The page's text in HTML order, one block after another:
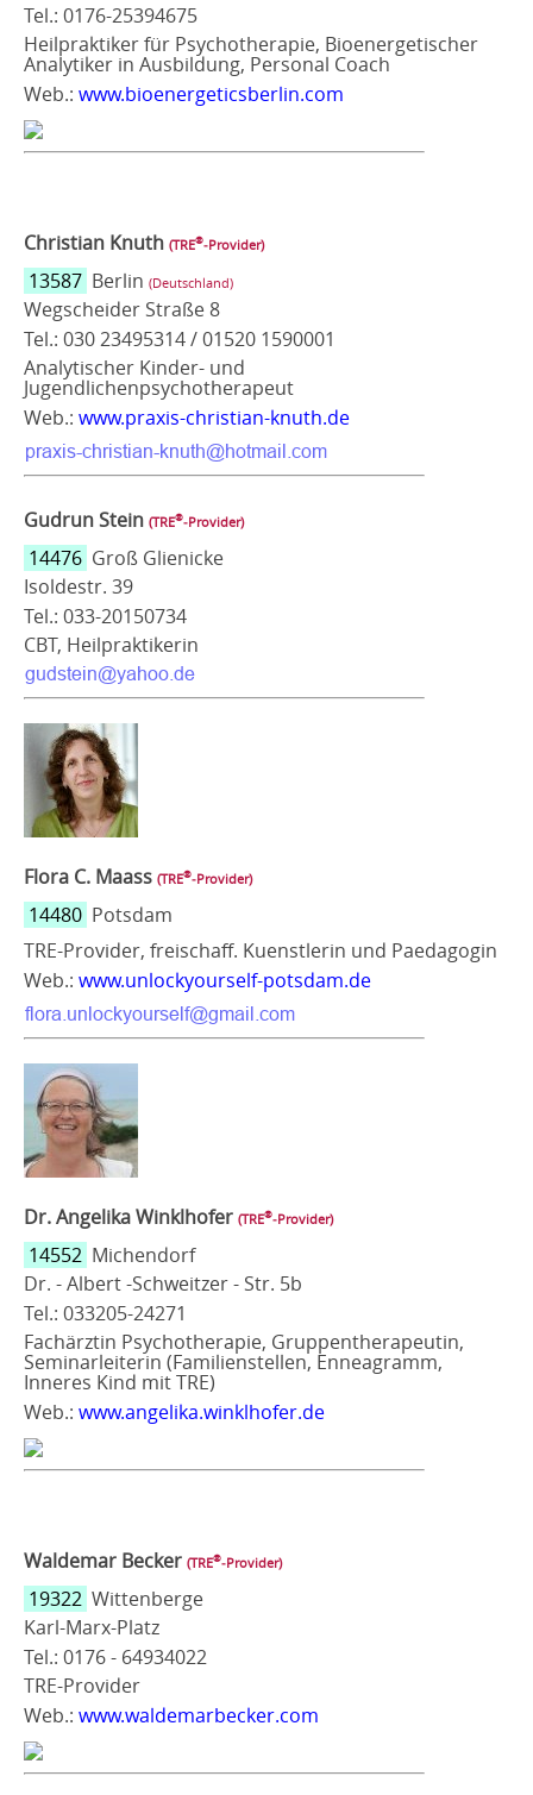
Tel.: 0176-25394675
Heilpraktiker für Psychotherapie, Bioenergetischer
Analytiker in Ausbildung, Personal Coach
Web.: www.bioenergeticsberlin.com
Christian Knuth (TRE®‑Provider)
13587 Berlin (Deutschland)
Wegscheider Straße 8
Tel.: 030 23495314 / 01520 1590001
Analytischer Kinder- und
Jugendlichenpsychotherapeut
Web.: www.praxis-christian-knuth.de
Gudrun Stein (TRE®‑Provider)
14476 Groß Glienicke
Isoldestr. 39
Tel.: 033-20150734
CBT, Heilpraktikerin
Flora C. Maass (TRE®‑Provider)
14480 Potsdam
TRE-Provider, freischaff. Kuenstlerin und Paedagogin
Web.: www.unlockyourself-potsdam.de
Dr. Angelika Winklhofer (TRE®‑Provider)
14552 Michendorf
Dr. - Albert -Schweitzer - Str. 5b
Tel.: 033205-24271
Fachärztin Psychotherapie, Gruppentherapeutin,
Seminarleiterin (Familienstellen, Enneagramm,
Inneres Kind mit TRE)
Web.: www.angelika.winklhofer.de
Waldemar Becker (TRE®‑Provider)
19322 Wittenberge
Karl-Marx-Platz
Tel.: 0176 - 64934022
TRE-Provider
Web.: www.waldemarbecker.com